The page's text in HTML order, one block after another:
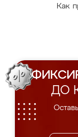
Как
ДО